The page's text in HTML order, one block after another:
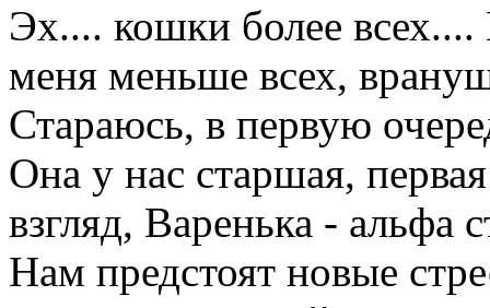
Эх.... кошки более
меня меньше всех,
Стараюсь, в первую
Она у нас старшая,
взгляд, Варенька - альфа
Нам предстоят новые